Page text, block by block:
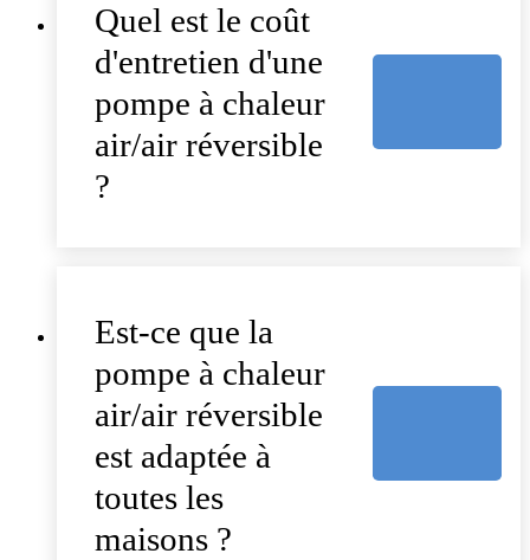
Quel est le coût
d'entretien d'une
pompe à chaleur
air/air réversible
?
Est-ce que la
pompe à chaleur
air/air réversible
est adaptée à
toutes les
maisons ?